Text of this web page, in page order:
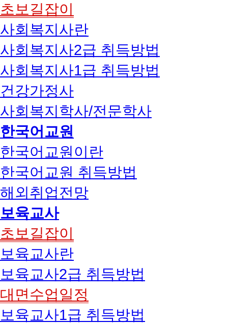
초보길잡이
사회복지사란
사회복지사2급 취득방법
사회복지사1급 취득방법
건강가정사
사회복지학사/전문학사
한국어교원
한국어교원이란
한국어교원 취득방법
해외취업전망
보육교사
초보길잡이
보육교사란
보육교사2급 취득방법
대면수업일정
보육교사1급 취득방법